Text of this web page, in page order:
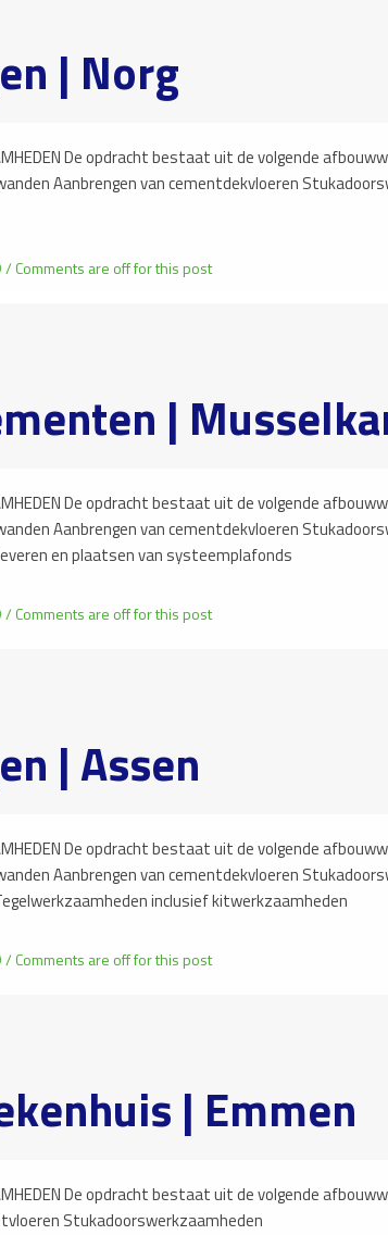
| Norg
De opdracht bestaat uit de volgende
Aanbrengen van cementdekvloeren
/ Comments are off for this post
|
De opdracht bestaat uit de volgende
Aanbrengen van cementdekvloeren
en plaatsen van systeemplafonds
/ Comments are off for this post
| Assen
De opdracht bestaat uit de volgende
Aanbrengen van cementdekvloeren
inclusief kitwerkzaamheden
/ Comments are off for this post
| Emmen
De opdracht bestaat uit de volgende
Stukadoorswerkzaamheden